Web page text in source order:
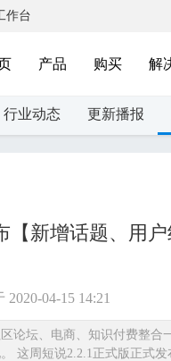
作台
产品 购买 解
行业动态 更新播报
【新增话题、用
2020-04-15 14:21
论坛、电商、知识付费整
这周短说2.2.1正式版正式